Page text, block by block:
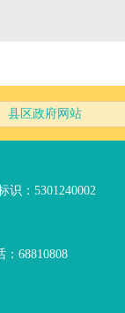
县区政府网站
识：5301240002
68810808